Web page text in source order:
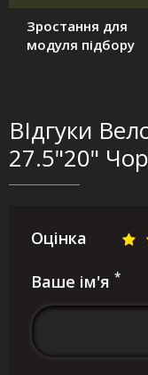
Зростання для
модуля підбору
ВІдгуки
27.5"20"
Оцінка
Ваше ім'я *